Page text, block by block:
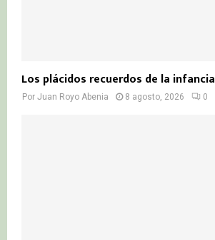
Los plácidos recuerdos de la infancia
Por Juan Royo Abenia 8 agosto, 2026 0